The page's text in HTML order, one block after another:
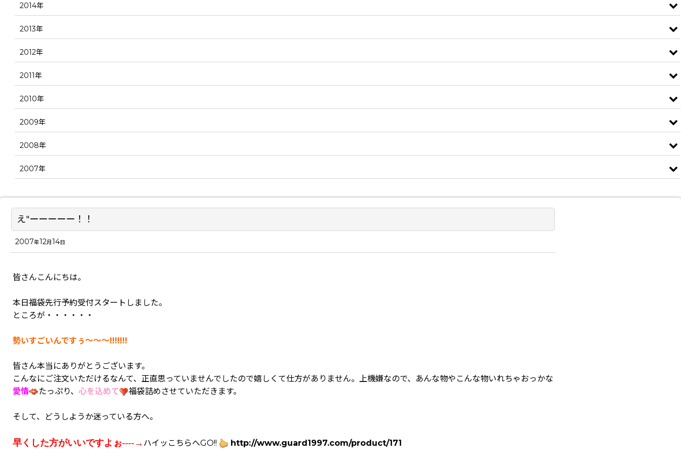
え"ーーーーー！！
2007年12月14日
皆さんこんにちは。
本日福袋先行予約受付スタートしました。
ところが・・・・・・
勢いすごいんですぅ～～～!!!!!!!
皆さん本当にありがとうございます。
こんなにご注文いただけるなんて、正直思っていませんでしたので嬉しくて仕方がありません。上機嫌なので、あんな物やこんな物いれちゃおっかな
愛情
たっぷり、 心を込めて 福袋詰めさせていただきます。
そして、どうしようか迷っている方へ。
早くした方がいいですよぉ----→ ハイッこちらへGO!! http://www.guard1997.com/product/171
2014年
2013年
2012年
2011年
2010年
2009年
2008年
2007年